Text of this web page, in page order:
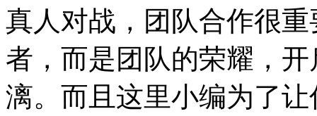
真人对战，团队合作很
者，而是团队的荣耀，
漓。而且这里小编为了